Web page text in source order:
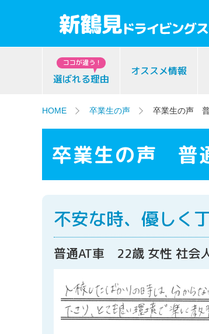
ココが違う！
選ばれる理由
オススメ情報
HOME 卒業生の声 卒業生の声
卒業生の声
不安な時、優しく
普通AT車 22歳 女性 社会